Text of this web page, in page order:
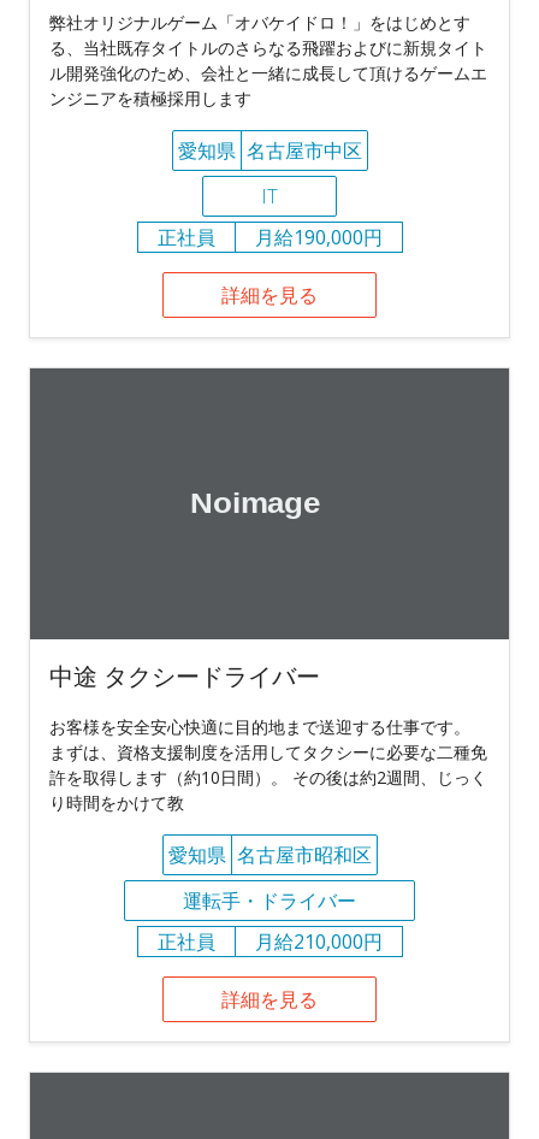
弊社オリジナルゲーム「オバケイドロ！」をはじめとす
る、当社既存タイトルのさらなる飛躍およびに新規タイト
ル開発強化のため、会社と一緒に成長して頂けるゲームエ
ンジニアを積極採用します
愛知県 名古屋市中区
IT
正社員
月給190,000円
詳細を見る
中途 タクシードライバー
お客様を安全安心快適に目的地まで送迎する仕事です。
まずは、資格支援制度を活用してタクシーに必要な二種免
許を取得します（約10日間）。 その後は約2週間、じっく
り時間をかけて教
愛知県 名古屋市昭和区
運転手・ドライバー
正社員
月給210,000円
詳細を見る